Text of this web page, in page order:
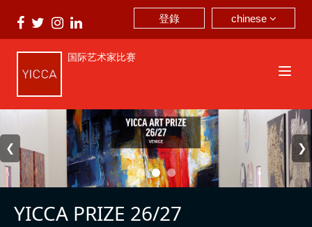
chinese
登錄
国际艺术家比赛
❮ ❯
YICCA PRIZE 26/27